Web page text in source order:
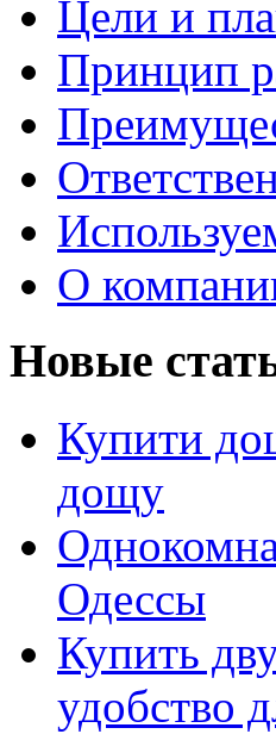
Цели и
Принцип
О
Новые
Купити
дощу
Одессы
Купить
удобство